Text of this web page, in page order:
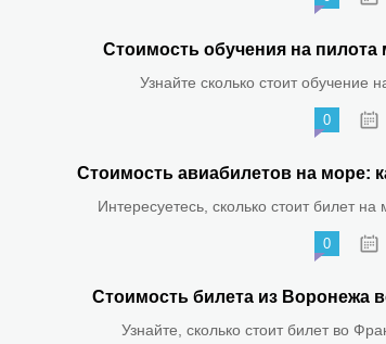
Стоимость обучения на пилота
Узнайте сколько стоит обучение
0
Стоимость авиабилетов на море:
Интересуетесь, сколько стоит билет
0
Стоимость билета из Воронежа
Узнайте, сколько стоит билет во